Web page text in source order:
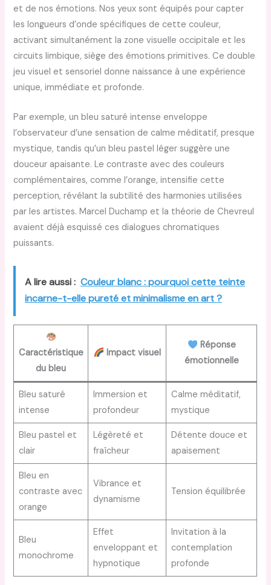
et de nos émotions. Nos yeux sont équipés pour capter
les longueurs d’onde spécifiques de cette couleur,
activant simultanément la zone visuelle occipitale et les
circuits limbique, siège des émotions primitives. Ce double
jeu visuel et sensoriel donne naissance à une expérience
unique, immédiate et profonde.
Par exemple, un bleu saturé intense enveloppe
l’observateur d’une sensation de calme méditatif, presque
mystique, tandis qu’un bleu pastel léger suggère une
douceur apaisante. Le contraste avec des couleurs
complémentaires, comme l’orange, intensifie cette
perception, révélant la subtilité des harmonies utilisées
par les artistes. Marcel Duchamp et la théorie de Chevreul
avaient déjà esquissé ces dialogues chromatiques
puissants.
A lire aussi : Couleur blanc : pourquoi cette teinte
incarne-t-elle pureté et minimalisme en art ?
Caractéristique
du bleu
Impact visuel
Réponse
émotionnelle
Bleu saturé
intense
Immersion et
profondeur
Calme méditatif,
mystique
Bleu pastel et
clair
Légèreté et
fraîcheur
Détente douce et
apaisement
Bleu en
contraste avec
orange
Vibrance et
dynamisme
Tension équilibrée
Bleu
monochrome
Effet
enveloppant et
hypnotique
Invitation à la
contemplation
profonde